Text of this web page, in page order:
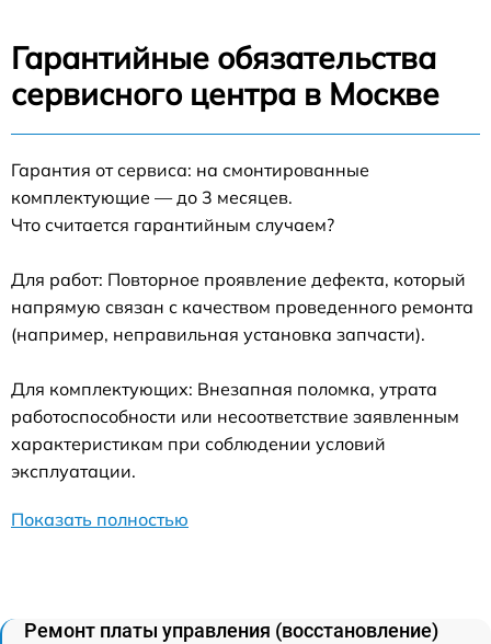
Гарантийные обязательства
сервисного центра в Москве
Гарантия от сервиса: на смонтированные
комплектующие — до 3 месяцев.
Что считается гарантийным случаем?
Для работ: Повторное проявление дефекта, который
напрямую связан с качеством проведенного ремонта
(например, неправильная установка запчасти).
Для комплектующих: Внезапная поломка, утрата
работоспособности или несоответствие заявленным
характеристикам при соблюдении условий
эксплуатации.
Показать полностью
Ремонт платы управления (восстановление)